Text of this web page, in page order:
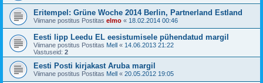
Eritempel: Grüne Woche 2014 Berlin, Partnerland Estland
Viimane postitus Postitas elmo « 18.02.2014 00:46
Eesti lipp Leedu EL eesistumisele pühendatud margil
Viimane postitus Postitas Mell « 14.06.2013 21:22
Vastuseid: 2
Eesti Posti kirjakast Aruba margil
Viimane postitus Postitas Mell « 20.05.2012 19:05